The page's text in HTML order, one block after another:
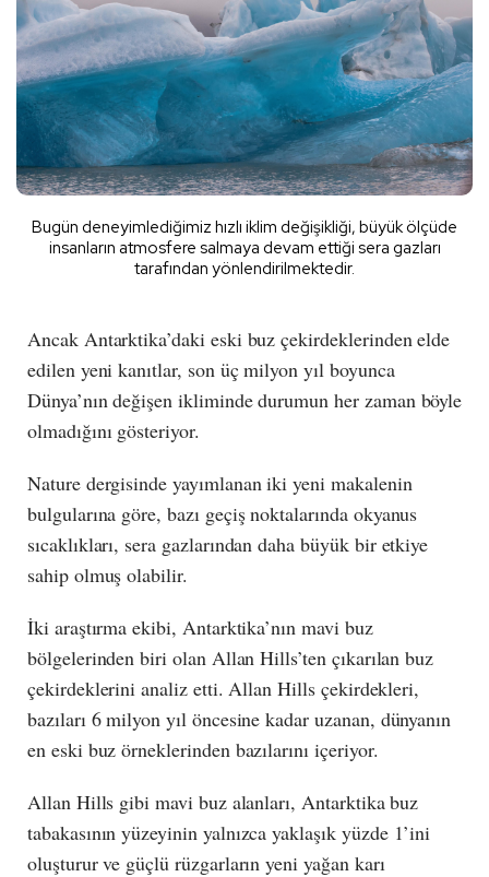
Bugün deneyimlediğimiz hızlı iklim değişikliği, büyük ölçüde
insanların atmosfere salmaya devam ettiği sera gazları
tarafından yönlendirilmektedir.
Ancak Antarktika’daki eski buz çekirdeklerinden elde
edilen yeni kanıtlar, son üç milyon yıl boyunca
Dünya’nın değişen ikliminde durumun her zaman böyle
olmadığını gösteriyor.
Nature dergisinde yayımlanan iki yeni makalenin
bulgularına göre, bazı geçiş noktalarında okyanus
sıcaklıkları, sera gazlarından daha büyük bir etkiye
sahip olmuş olabilir.
İki araştırma ekibi, Antarktika’nın mavi buz
bölgelerinden biri olan Allan Hills’ten çıkarılan buz
çekirdeklerini analiz etti. Allan Hills çekirdekleri,
bazıları 6 milyon yıl öncesine kadar uzanan, dünyanın
en eski buz örneklerinden bazılarını içeriyor.
Allan Hills gibi mavi buz alanları, Antarktika buz
tabakasının yüzeyinin yalnızca yaklaşık yüzde 1’ini
oluşturur ve güçlü rüzgarların yeni yağan karı